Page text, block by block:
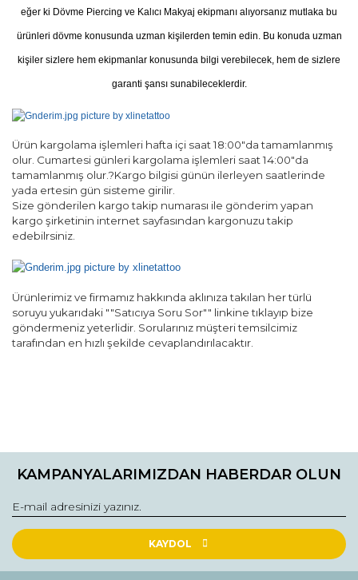
eğer ki Dövme Piercing ve Kalıcı Makyaj ekipmanı alıyorsanız mutlaka bu
ürünleri dövme konusunda uzman kişilerden temin edin. Bu konuda uzman
kişiler sizlere hem ekipmanlar konusunda bilgi verebilecek, hem de sizlere
garanti şansı sunabileceklerdir.
Ürün kargolama işlemleri hafta içi saat 18:00"da tamamlanmış
olur. Cumartesi günleri kargolama işlemleri saat 14:00"da
tamamlanmış olur.?Kargo bilgisi günün ilerleyen saatlerinde
yada ertesin gün sisteme girilir.
Size gönderilen kargo takip numarası ile gönderim yapan
kargo şirketinin internet sayfasından kargonuzu takip
edebilrsiniz.
Ürünlerimiz ve firmamız hakkında aklınıza takılan her türlü
soruyu yukarıdaki ""Satıcıya Soru Sor"" linkine tıklayıp bize
göndermeniz yeterlidir. Sorularınız müşteri temsilcimiz
tarafından en hızlı şekilde cevaplandırılacaktır.
konularda yetersiz gördüğünüz noktaları öneri formunu
Görüş ve önerileriniz için teşekkür ederiz.
Ürün resmi kalitesiz, bozuk veya görüntülenemiyor.
Ürün açıklamasında eksik bilgiler bulunuyor.
KAMPANYALARIMIZDAN HABERDAR OLUN
KAYDOL